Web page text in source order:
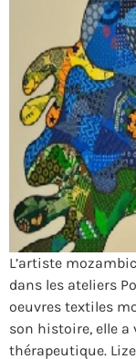
L’artiste
dans les ateliers
oeuvres textiles
son histoire, elle
thérapeutique.